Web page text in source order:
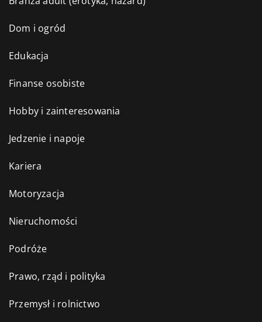
Dom i ogród
Edukacja
Finanse osobiste
Hobby i zainteresowania
Jedzenie i napoje
Kariera
Motoryzacja
Nieruchomości
Podróże
Prawo, rząd i polityka
Przemysł i rolnictwo